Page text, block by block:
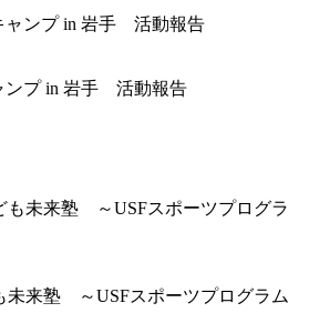
ンプ in 岩手 活動報告
未来塾 ～USFスポーツプログラム